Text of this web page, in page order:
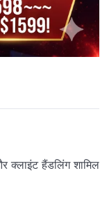
क्लाइंट हैंडलिंग शामिल